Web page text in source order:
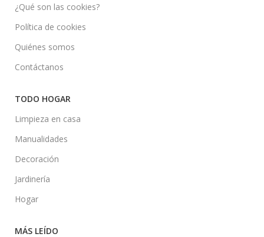
¿Qué son las cookies?
Política de cookies
Quiénes somos
Contáctanos
TODO HOGAR
Limpieza en casa
Manualidades
Decoración
Jardinería
Hogar
MÁS LEÍDO